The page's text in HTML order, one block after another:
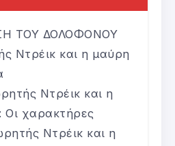
ΤΟΥ ΔΟΛΟΦΟΝΟΥ
Ντρέικ και η μαύρη
Ντρέικ και η
χαρακτήρες
Ντρέικ και η